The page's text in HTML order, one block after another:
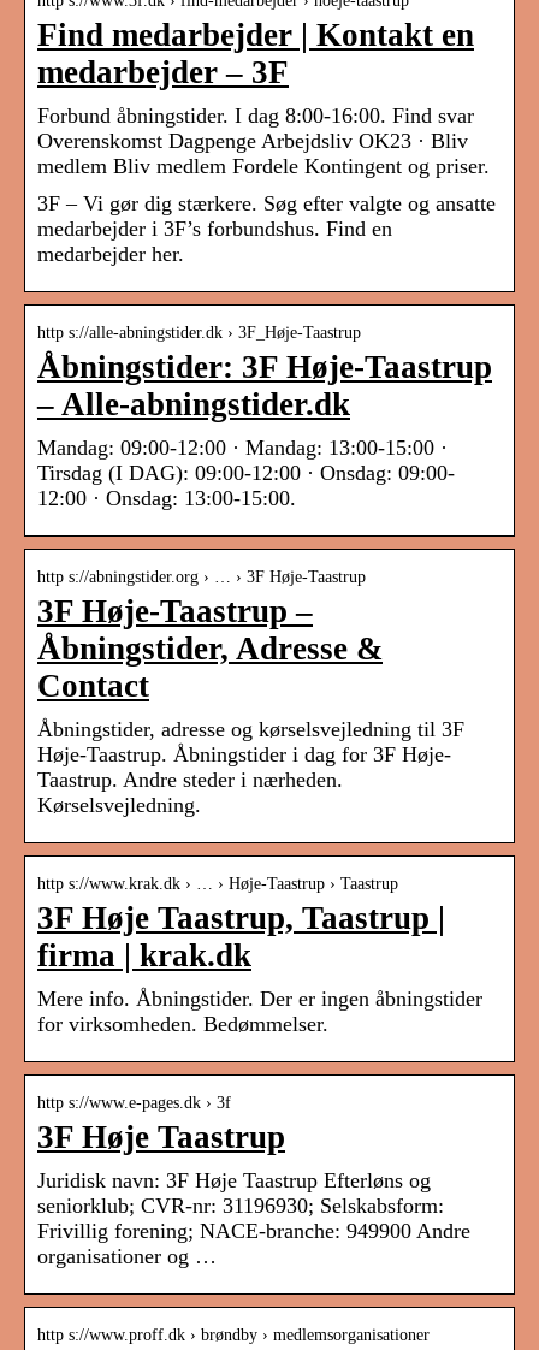
Find medarbejder | Kontakt en
medarbejder – 3F
Forbund åbningstider. I dag 8:00-16:00. Find svar
Overenskomst Dagpenge Arbejdsliv OK23 · Bliv
medlem Bliv medlem Fordele Kontingent og priser.
3F – Vi gør dig stærkere. Søg efter valgte og ansatte
medarbejder i 3F’s forbundshus. Find en
medarbejder her.
http s://alle-abningstider.dk › 3F_Høje-Taastrup
Åbningstider: 3F Høje-Taastrup
– Alle-abningstider.dk
Mandag: 09:00-12:00 · Mandag: 13:00-15:00 ·
Tirsdag (I DAG): 09:00-12:00 · Onsdag: 09:00-
12:00 · Onsdag: 13:00-15:00.
http s://abningstider.org › … › 3F Høje-Taastrup
3F Høje-Taastrup –
Åbningstider, Adresse &
Contact
Åbningstider, adresse og kørselsvejledning til 3F
Høje-Taastrup. Åbningstider i dag for 3F Høje-
Taastrup. Andre steder i nærheden.
Kørselsvejledning.
http s://www.krak.dk › … › Høje-Taastrup › Taastrup
3F Høje Taastrup, Taastrup |
firma | krak.dk
Mere info. Åbningstider. Der er ingen åbningstider
for virksomheden. Bedømmelser.
http s://www.e-pages.dk › 3f
3F Høje Taastrup
Juridisk navn: 3F Høje Taastrup Efterløns og
seniorklub; CVR-nr: 31196930; Selskabsform:
Frivillig forening; NACE-branche: 949900 Andre
organisationer og …
http s://www.proff.dk › brøndby › medlemsorganisationer